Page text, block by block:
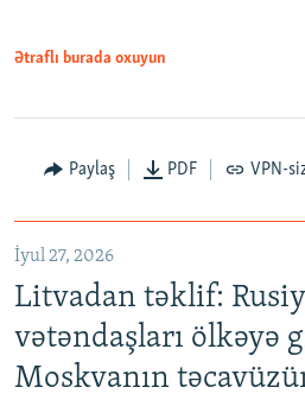
Ətraflı burada oxuyun
Paylaş PDF VPN-
İyul 27, 2026
Litvadan təklif:
vətəndaşları ölkəyə
Moskvanın